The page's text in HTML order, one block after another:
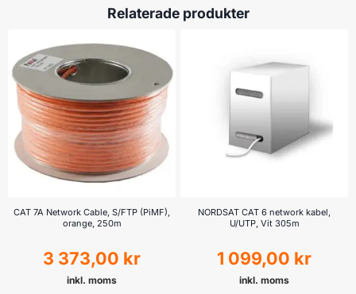
Relaterade produkter
CAT 7A Network Cable, S/FTP (PiMF),
orange, 250m
3 373,00 kr
inkl. moms
NORDSAT CAT 6 network kabel,
U/UTP, Vit 305m
1 099,00 kr
inkl. moms